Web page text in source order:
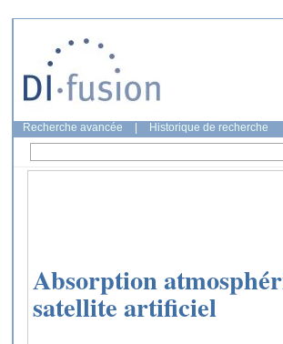
Recherche avancée Historique de recherche
Absorption
satellite artificiel